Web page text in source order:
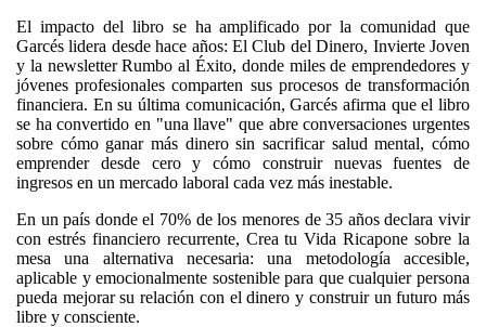
El impacto del libro se ha amplificado por la comunidad que
Garcés lidera desde hace años: El Club del Dinero, Invierte Joven
y la newsletter Rumbo al Éxito, donde miles de emprendedores y
jóvenes profesionales comparten sus procesos de transformación
financiera. En su última comunicación, Garcés afirma que el libro
se ha convertido en "una llave" que abre conversaciones urgentes
sobre cómo ganar más dinero sin sacrificar salud mental, cómo
emprender desde cero y cómo construir nuevas fuentes de
ingresos en un mercado laboral cada vez más inestable.
En un país donde el 70% de los menores de 35 años declara vivir
con estrés financiero recurrente, Crea tu Vida Ricapone sobre la
mesa una alternativa necesaria: una metodología accesible,
aplicable y emocionalmente sostenible para que cualquier persona
pueda mejorar su relación con el dinero y construir un futuro más
libre y consciente.